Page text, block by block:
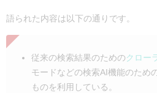
語られた内容は以下の通りです。
従来の検索結果のためのクロー
モードなどの検索AI機能のため
ものを利用している。